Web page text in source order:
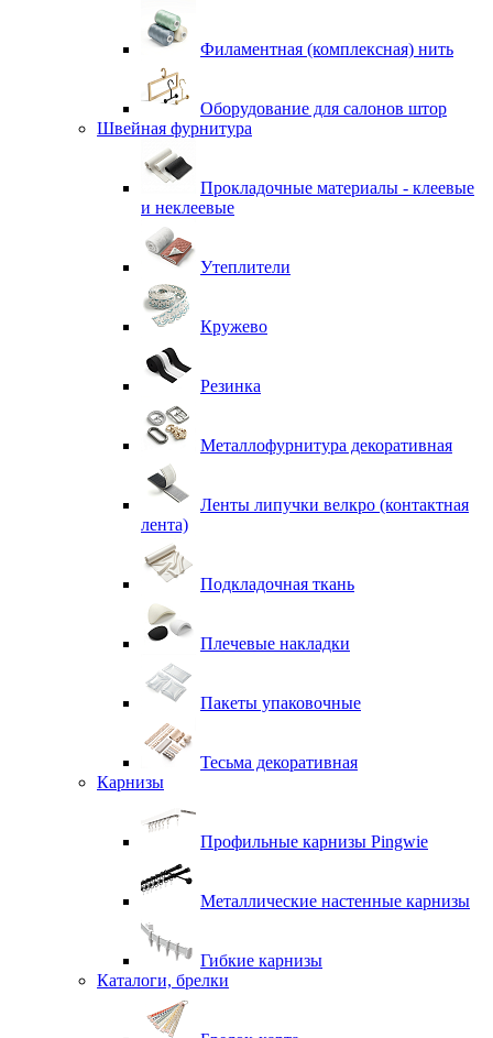
Филаментная (комплексная) нить
Оборудование для салонов штор
Швейная фурнитура
Прокладочные материалы - клеевые
и неклеевые
Утеплители
Кружево
Резинка
Металлофурнитура декоративная
Ленты липучки велкро (контактная
лента)
Подкладочная ткань
Плечевые накладки
Пакеты упаковочные
Тесьма декоративная
Карнизы
Профильные карнизы Pingwie
Металлические настенные карнизы
Гибкие карнизы
Каталоги, брелки